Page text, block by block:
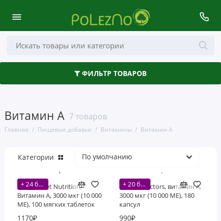
ФИЛЬТР ТОВАРОВ
Витамин А 7 товаров
Главная Пищевые добавки Витамины Витамин А
Аминокислоты
Волосы, кожа и ногти
Деятельность мозга
Женское здоровье
Категории
+ 24 бонусов
Bluebonnet Nutrition,
Витамин A, 3000 мкг (10 000
МЕ), 100 мягких таблеток
1170₽
+ 20 бонусов
Natural Factors, витамин A,
3000 мкг (10 000 МЕ), 180
капсул
990₽